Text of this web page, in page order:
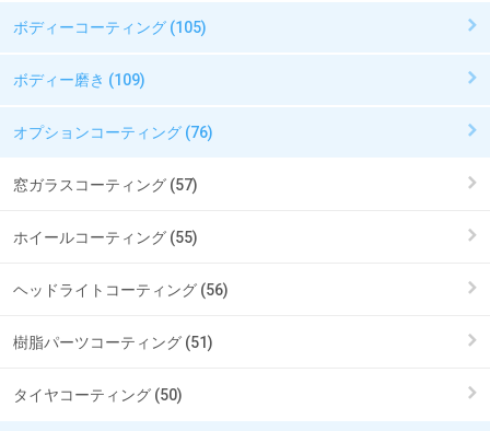
ボディーコーティング (105)
ボディー磨き (109)
オプションコーティング (76)
窓ガラスコーティング (57)
ホイールコーティング (55)
ヘッドライトコーティング (56)
樹脂パーツコーティング (51)
タイヤコーティング (50)